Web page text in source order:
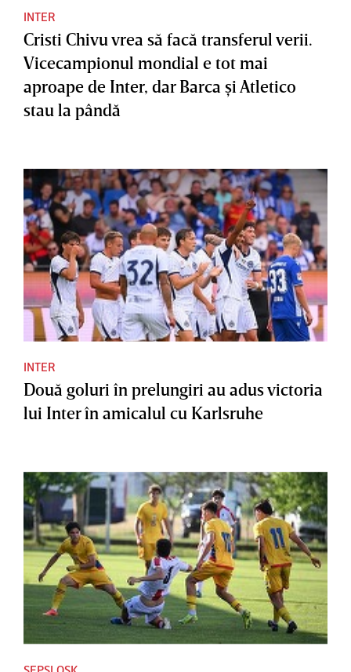
INTER
Cristi Chivu vrea să facă transferul verii.
Vicecampionul mondial e tot mai
aproape de Inter, dar Barca şi Atletico
stau la pândă
INTER
Două goluri în prelungiri au adus victoria
lui Inter în amicalul cu Karlsruhe